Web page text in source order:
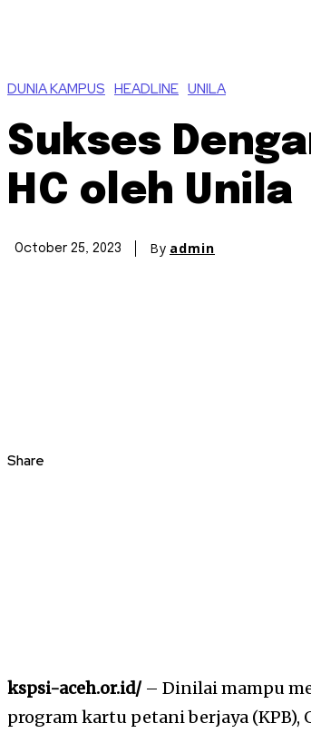
DUNIA KAMPUS HEADLINE UNILA
Sukses
HC oleh Unila
October 25, 2023 By admin
Share
kspsi-aceh.or.id/– Dinilai mampu
program kartu petani berjaya